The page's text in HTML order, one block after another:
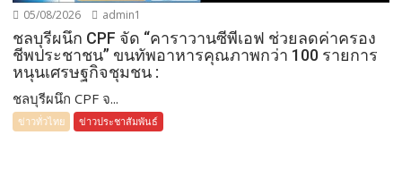
05/08/2026 admin1
ชลบุรีผนึก CPF จัด “คาราวานซีพีเอฟ ช่วยลดค่าครอง
ชีพประชาชน” ขนทัพอาหารคุณภาพกว่า 100 รายการ
หนุนเศรษฐกิจชุมชน :
ชลบุรีผนึก CPF จ...
ข่าวทั่วไทย ข่าวประชาสัมพันธ์